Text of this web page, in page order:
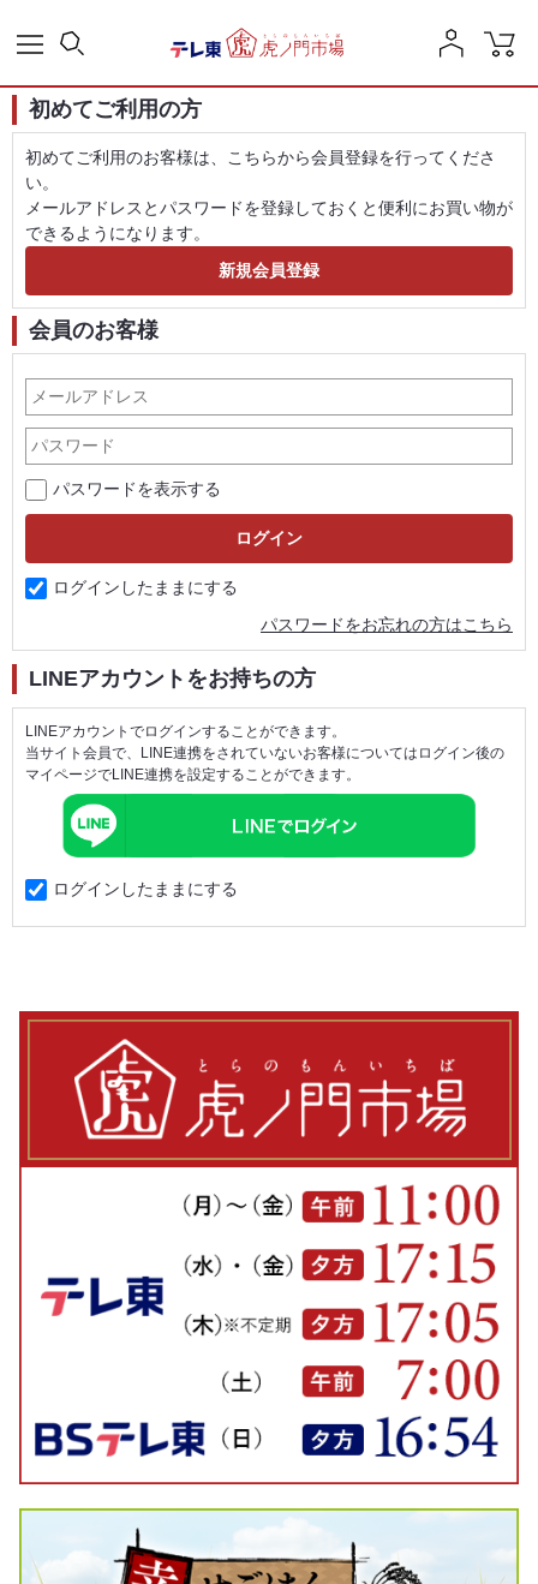
初めてご利用の方
初めてご利用のお客様は、こちらから会員登録を行ってくださ
い。
メールアドレスとパスワードを登録しておくと便利にお買い物が
できるようになります。
会員のお客様
パスワードを表示する
ログインしたままにする
パスワードをお忘れの方はこちら
LINEアカウントをお持ちの方
LINEアカウントでログインすることができます。
当サイト会員で、LINE連携をされていないお客様についてはログイン後の
マイページでLINE連携を設定することができます。
ログインしたままにする